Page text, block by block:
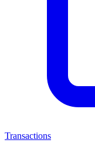
Transactions